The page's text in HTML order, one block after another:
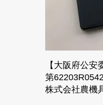
【大阪府公安
第
株式会社農機